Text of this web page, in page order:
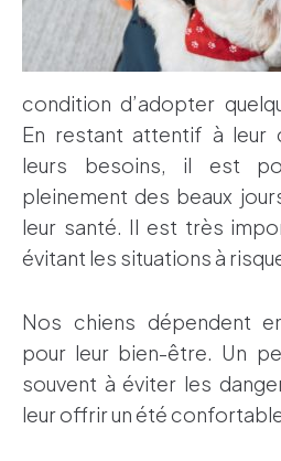
condition d’adopter
En restant attentif à leur
leurs besoins, il est
pleinement des beaux
leur santé. Il est très
évitant les situations à
Nos chiens dépendent
pour leur bien-être. Un
souvent à éviter les
leur offrir un été